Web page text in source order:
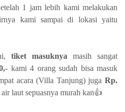
etelah 1 jam lebih kami melakukan
kami sampai di lokasi yaitu
tiket masuknya masih sangat
kami 4 orang sudah bisa masuk
acara (Villa Tanjung) jugaRp.
laut sepuasnya murah kan👍